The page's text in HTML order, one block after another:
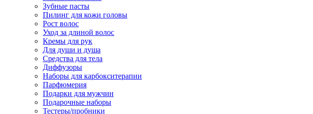
Зубные пасты
Пилинг для кожи головы
Рост волос
Уход за длиной волос
Кремы для рук
Для души и душа
Средства для тела
Диффузоры
Наборы для карбокситерапии
Парфюмерия
Подарки для мужчин
Подарочные наборы
Тестеры/пробники